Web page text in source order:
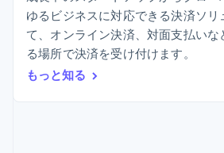
決済成功率の
最適化
Link
スピーディー
な決済
Data
Pipeline
データの同
期
クリエイターエコ
ゲーム
ホスピタリティ、旅
レジャー
テインメント
リソース
開発者のブログ
お問い合わせ
ゆるビジネスに対応できる決済ソリ
て、オンライン決済、対面支払いな
る場所で決済を受け付けます。
もっと知る